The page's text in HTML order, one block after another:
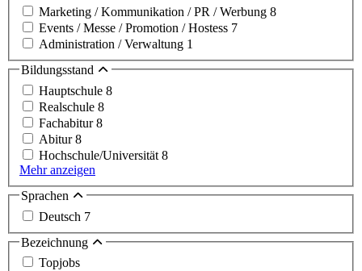
Marketing / Kommunikation / PR / Werbung 8
Events / Messe / Promotion / Hostess 7
Administration / Verwaltung 1
Bildungsstand
Hauptschule 8
Realschule 8
Fachabitur8
Abitur8
Hochschule/Universität 8
Mehr anzeigen
Sprachen
Deutsch 7
Bezeichnung
Topjobs